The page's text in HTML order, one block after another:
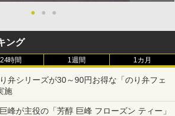
● ● ●
ング
24時間 1週間 1カ月
弁シリーズが30～90円お得な「のり弁フェ
施
峰が主役の「芳醇 巨峰 フローズン ティー」